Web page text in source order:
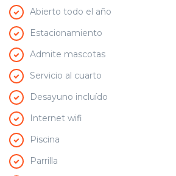
Abierto todo el año
Estacionamiento
Admite mascotas
Servicio al cuarto
Desayuno incluído
Internet wifi
Piscina
Parrilla